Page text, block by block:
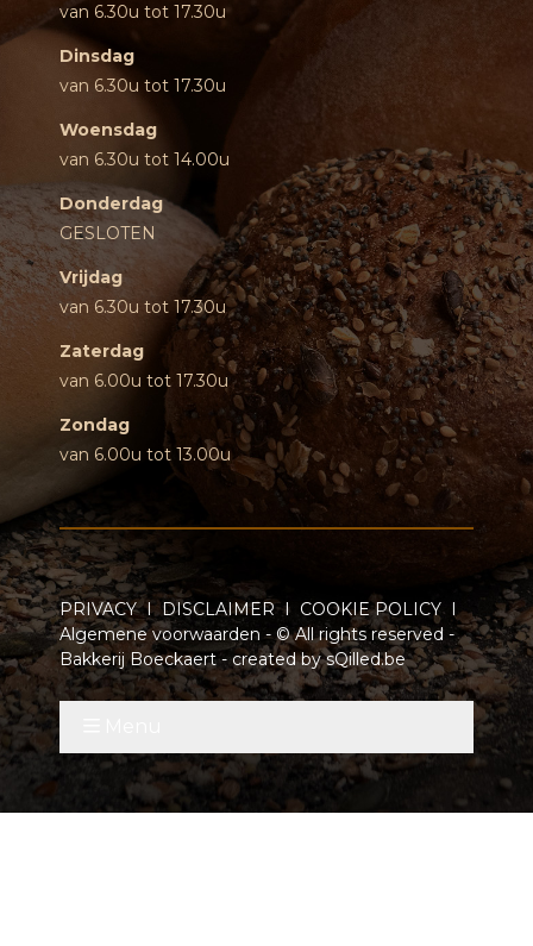
van 6.30u tot 17.30u
Dinsdag
van 6.30u tot 17.30u
Woensdag
van 6.30u tot 14.00u
Donderdag
GESLOTEN
Vrijdag
van 6.30u tot 17.30u
Zaterdag
van 6.00u tot 17.30u
Zondag
van 6.00u tot 13.00u
PRIVACYI DISCLAIMERI COOKIE POLICYI
Algemene voorwaarden - © All rights reserved -
Bakkerij Boeckaert - created bysQilled.be